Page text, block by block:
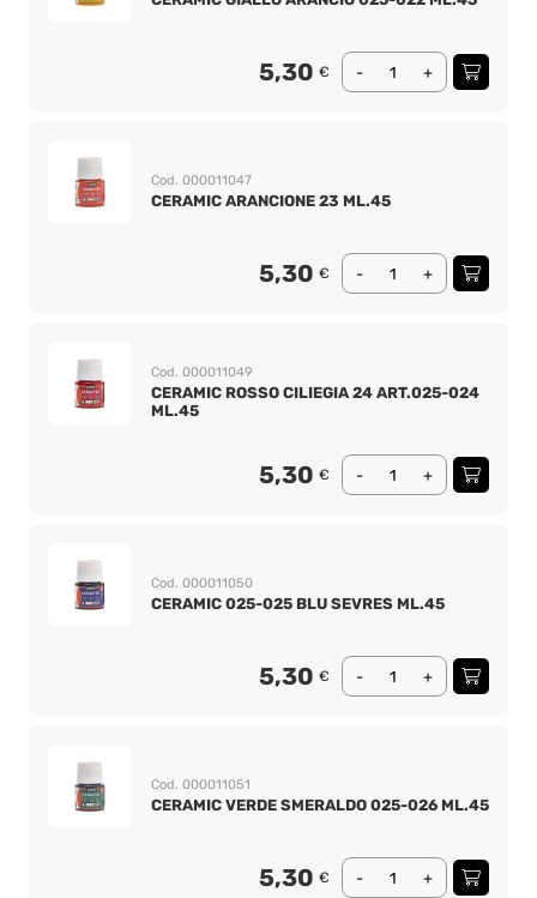
5,30 € - +
Cod. 000011047
CERAMIC ARANCIONE 23 ML.45
5,30 € - +
Cod. 000011049
CERAMIC ROSSO CILIEGIA 24 ART.025-024
ML.45
5,30 € - +
Cod. 000011050
CERAMIC 025-025 BLU SEVRES ML.45
5,30 € - +
Cod. 000011051
CERAMIC VERDE SMERALDO 025-026 ML.45
5,30 € - +